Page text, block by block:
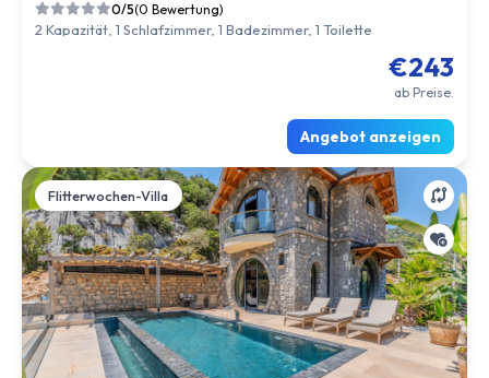
0/5(0 Bewertung)
2 Kapazität, 1 Schlafzimmer, 1 Badezimmer, 1 Toilette
€243
ab Preise.
Angebot anzeigen
Flitterwochen-Villa